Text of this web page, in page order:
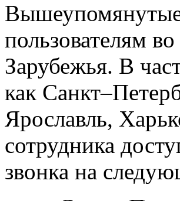
Вышеупомянутые
пользователям
Зарубежья. В
как
Ярославль,
сотрудника
звонка на